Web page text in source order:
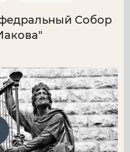
Собор